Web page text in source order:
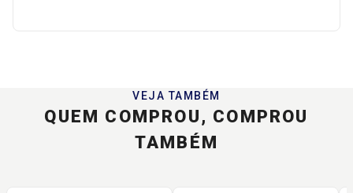
VEJA TAMBÉM
QUEM COMPROU, COMPROU
TAMBÉM